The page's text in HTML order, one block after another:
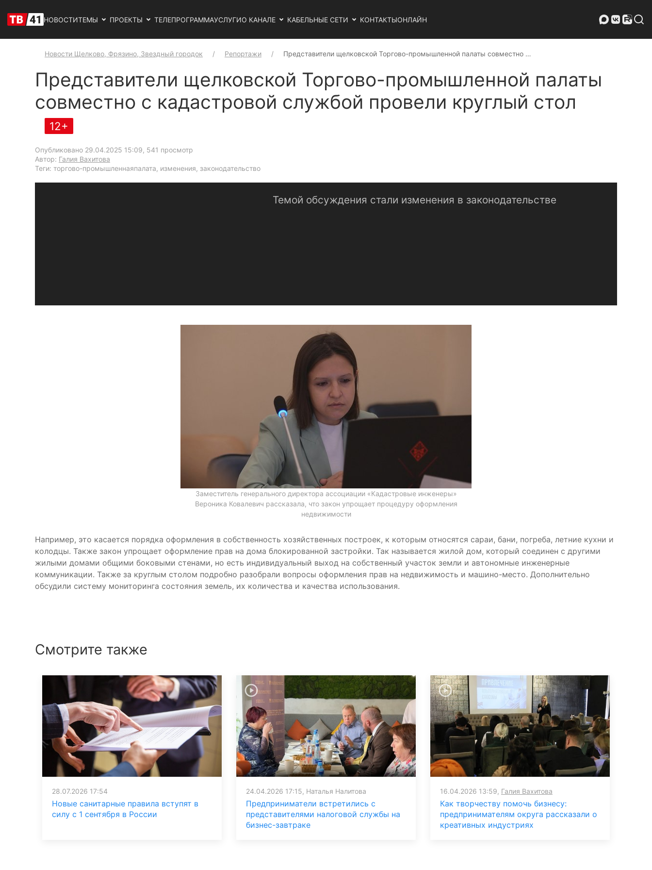
НОВОСТИТЕМЫ ПРОЕКТЫ ТЕЛЕПРОГРАММАУСЛУГИО КАНАЛЕ КАБЕЛЬНЫЕ СЕТИ КОНТАКТЫОНЛАЙН
Новости Щелково, Фрязино, Звездный городок Репортажи Представители щелковской Торгово-промышленной палаты совместно …
Представители щелковской Торгово-промышленной палаты
совместно с кадастровой службой провели круглый стол
12+
Опубликовано 29.04.2025 15:09, 541 просмотр
Автор: Галия Вахитова
Теги: торгово-промышленнаяпалата, изменения, законодательство
Темой обсуждения стали изменения в законодательстве
Заместитель генерального директора ассоциации «Кадастровые инженеры»
Вероника Ковалевич рассказала, что закон упрощает процедуру оформления
недвижимости
Например, это касается порядка оформления в собственность хозяйственных построек, к которым относятся сараи, бани, погреба, летние кухни и
колодцы. Также закон упрощает оформление прав на дома блокированной застройки. Так называется жилой дом, который соединен с другими
жилыми домами общими боковыми стенами, но есть индивидуальный выход на собственный участок земли и автономные инженерные
коммуникации. Также за круглым столом подробно разобрали вопросы оформления прав на недвижимость и машино-место. Дополнительно
обсудили систему мониторинга состояния земель, их количества и качества использования.
Смотрите также
28.07.2026 17:54
Новые санитарные правила вступят в
силу с 1 сентября в России
24.04.2026 17:15, Наталья Налитова
Предприниматели встретились с
представителями налоговой службы на
бизнес-завтраке
16.04.2026 13:59, Галия Вахитова
Как творчеству помочь бизнесу:
предпринимателям округа рассказали о
креативных индустриях